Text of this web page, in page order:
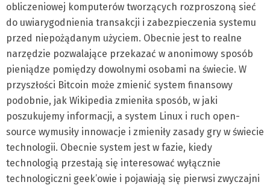
obliczeniowej komputerów tworzących rozproszoną sieć
do uwiarygodnienia transakcji i zabezpieczenia systemu
przed niepożądanym użyciem. Obecnie jest to realne
narzędzie pozwalające przekazać w anonimowy sposób
pieniądze pomiędzy dowolnymi osobami na świecie. W
przyszłości Bitcoin może zmienić system finansowy
podobnie, jak Wikipedia zmieniła sposób, w jaki
poszukujemy informacji, a system Linux i ruch open-
source wymusiły innowacje i zmieniły zasady gry w świecie
technologii. Obecnie system jest w fazie, kiedy
technologią przestają się interesować wyłącznie
technologiczni geek’owie i pojawiają się pierwsi zwyczajni